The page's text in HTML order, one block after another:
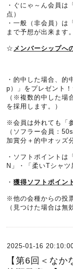
・ぐにゃ～ん会員は
点）
・一般（非会員）は
まで予想が出来ます。
☆ メンバーシップへ
・的中した場合、的
p）」をプレゼント！
（※複数的中した場
を採用します。）
※会員は外れても「
（ソフラー会員：
加賞分＋的中オッズ
・ソフトポイントは
N」・「柔いTシャツ
・獲得ソフトポイン
※他の会種からの投
（見つけた場合は無
2025-01-16
【第6回＜な